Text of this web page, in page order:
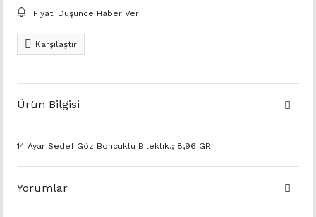
Fiyatı Düşünce Haber Ver
Karşılaştır
Ürün Bilgisi
14 Ayar Sedef Göz Boncuklu Bileklik.; 8,96 GR.
Yorumlar